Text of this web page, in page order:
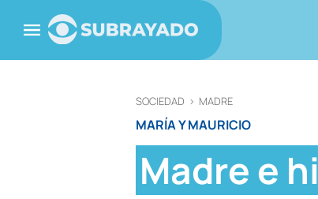
SOCIEDAD > MADRE
MARÍA Y MAURICIO
Madre e